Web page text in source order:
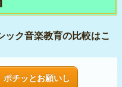
ク音楽教育の比較はこ
ポチッとお願いし